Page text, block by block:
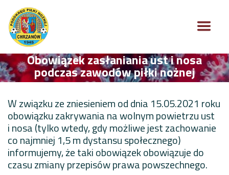
Obowiązek zasłaniania ust i nosa
podczas zawodów piłki nożnej
W związku ze zniesieniem od dnia 15.05.2021 roku
obowiązku zakrywania na wolnym powietrzu ust
i nosa (tylko wtedy, gdy możliwe jest zachowanie
co najmniej 1,5 m dystansu społecznego)
informujemy, że taki obowiązek obowiązuje do
czasu zmiany przepisów prawa powszechnego.